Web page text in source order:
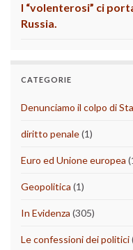
I “volenterosi” ci
Russia.
CATEGORIE
Denunciamo il colpo di
diritto penale(1)
Euro ed Unione europea
Geopolitica (1)
In Evidenza (305)
Le confessioni dei politici